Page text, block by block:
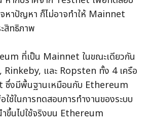
หาปัญหา ก็ไม่อาจทำให้ Mainnet
สิทธิภาพ
ที่เป็น Mainnet ในขณะเดียวกัน
และ Ropsten ทั้ง 4 เครือ
ซึ่งมีพื้นฐานเหมือนกับ Ethereum
ใช้ในการทดสอบการทำงานของระบบ
ขึ้นไปใช้จริงบน Ethereum